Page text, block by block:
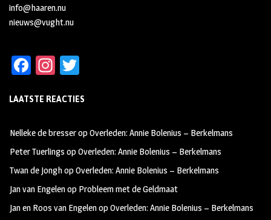
info@haaren.nu
nieuws@vught.nu
Fa
b
oo
k
In
ag
m
tt
LAATSTE REACTIES
Nelleke de bresseropOverleden: Annie Bolenius – Berkelmans
Peter Tuerlings opOverleden: Annie Bolenius – Berkelmans
Twan de JonghopOverleden: Annie Bolenius – Berkelmans
Jan van Engelenop Probleem met de Geldmaat
Jan en Roos van EngelenopOverleden: Annie Bolenius – Berkelmans